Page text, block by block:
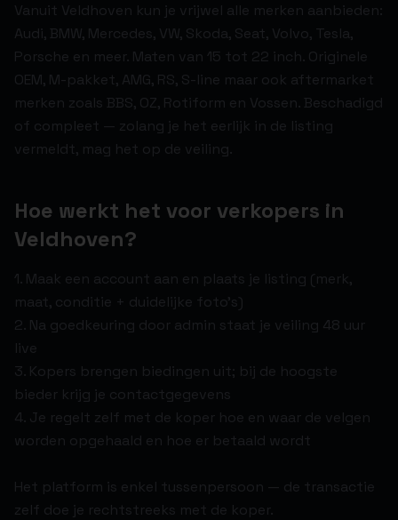
Vanuit Veldhoven kun je vrijwel alle merken aanbieden:
Audi, BMW, Mercedes, VW, Skoda, Seat, Volvo, Tesla,
Porsche en meer. Maten van 15 tot 22 inch. Originele
OEM, M-pakket, AMG, RS, S-line maar ook aftermarket
merken zoals BBS, OZ, Rotiform en Vossen. Beschadigd
of compleet — zolang je het eerlijk in de listing
vermeldt, mag het op de veiling.
Hoe werkt het voor verkopers in
Veldhoven?
1. Maak een account aan en plaats je listing (merk,
maat, conditie + duidelijke foto's)
2. Na goedkeuring door admin staat je veiling 48 uur
live
3. Kopers brengen biedingen uit; bij de hoogste
bieder krijg je contactgegevens
4. Je regelt zelf met de koper hoe en waar de velgen
worden opgehaald en hoe er betaald wordt
Het platform is enkel tussenpersoon — de transactie
zelf doe je rechtstreeks met de koper.